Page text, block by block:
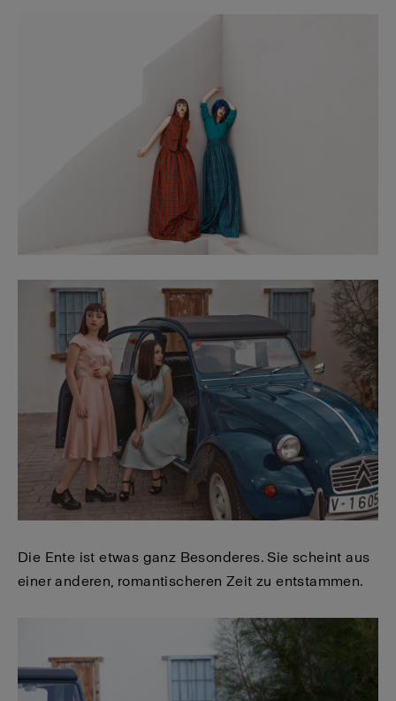
Die Ente ist etwas ganz Besonderes. Sie scheint aus
einer anderen, romantischeren Zeit zu entstammen.